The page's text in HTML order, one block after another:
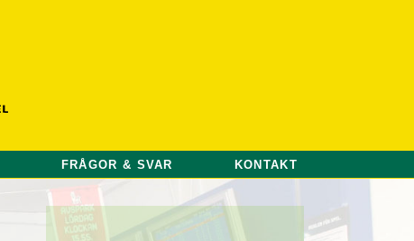
FRÅGOR & SVAR KONTAKT